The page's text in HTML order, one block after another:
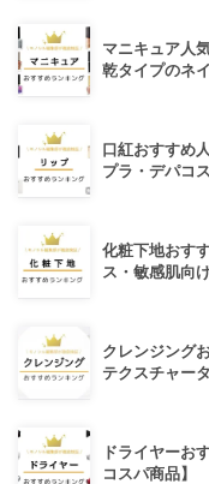
マニキュア人
乾タイプのネ
口紅おすすめ
プラ・デパコ
化粧下地おす
ス・敏感肌向
クレンジング
テクスチャー
ドライヤーお
コスパ商品】